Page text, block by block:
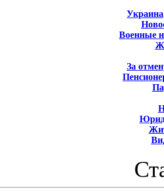
Военные
За